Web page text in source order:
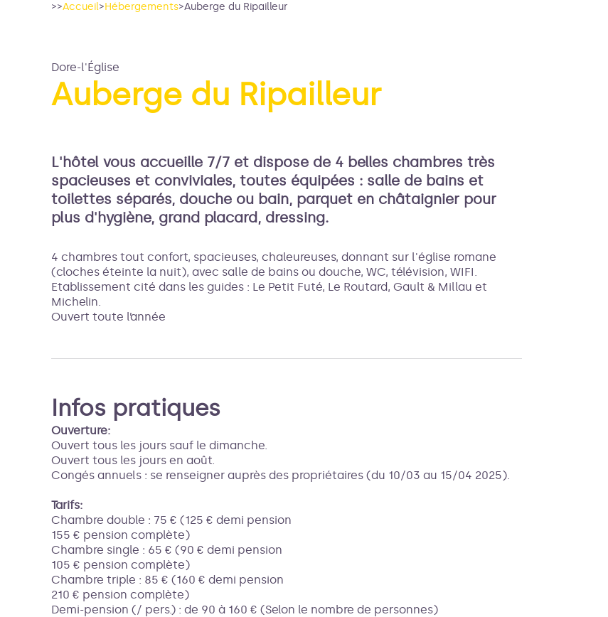
>>Accueil>Hébergements>Auberge du Ripailleur
Dore-l'Église
Auberge du Ripailleur
L'hôtel vous accueille 7/7 et dispose de 4 belles chambres très
spacieuses et conviviales, toutes équipées : salle de bains et
toilettes séparés, douche ou bain, parquet en châtaignier pour
plus d'hygiène, grand placard, dressing.
4 chambres tout confort, spacieuses, chaleureuses, donnant sur l'église romane
(cloches éteinte la nuit), avec salle de bains ou douche, WC, télévision, WIFI.
Etablissement cité dans les guides : Le Petit Futé, Le Routard, Gault & Millau et
Michelin.
Ouvert toute l’année
Infos pratiques
Ouverture:
Ouvert tous les jours sauf le dimanche.
Ouvert tous les jours en août.
Congés annuels : se renseigner auprès des propriétaires (du 10/03 au 15/04 2025).
Tarifs:
Chambre double : 75 € (125 € demi pension
155 € pension complète)
Chambre single : 65 € (90 € demi pension
105 € pension complète)
Chambre triple : 85 € (160 € demi pension
210 € pension complète)
Demi-pension (/ pers.) : de 90 à 160 € (Selon le nombre de personnes)